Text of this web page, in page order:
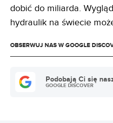
dobić do miliarda.
hydraulik na świecie
OBSERWUJ NAS W GOOGLE
Podobają Ci się
GOOGLE DISCOVER